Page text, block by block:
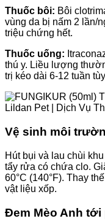
Thuốc bôi: Bôi
vùng da bị nấm 2 lần/
triệu chứng hết.
Thuốc uống:
thú y. Liều lượng
trị kéo dài 6-12 tuần
Vệ sinh môi
Hút bụi và lau chùi
tẩy rửa có chứa clo.
60°C (140°F). Thay
vật liệu xốp.
Đem Mèo Anh